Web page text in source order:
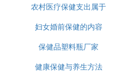
司
农村医疗保健支出属于
财政支出范围
妇女婚前保健的内容
保健品塑料瓶厂家
健康保健与养生方法